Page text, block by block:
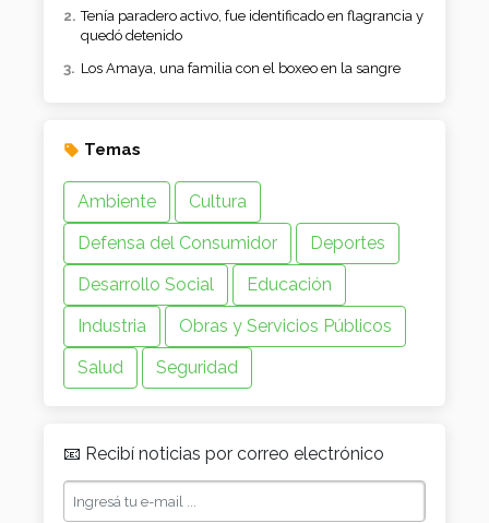
Tenía paradero activo, fue identificado en flagrancia y
quedó detenido
Los Amaya, una familia con el boxeo en la sangre
Temas
Ambiente
Cultura
Defensa del Consumidor
Deportes
Desarrollo Social
Educación
Industria
Obras y Servicios Públicos
Salud
Seguridad
📧 Recibí noticias por correo electrónico